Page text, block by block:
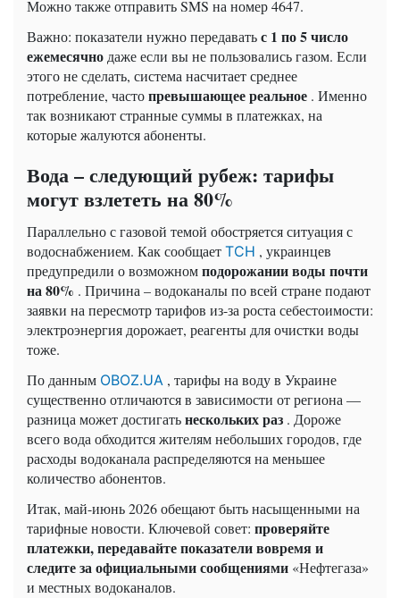
Можно также отправить SMS на номер 4647.
Важно: показатели нужно передаватьс 1 по 5 число
ежемесячнодаже если вы не пользовались газом. Если
этого не сделать, система насчитает среднее
потребление, частопревышающее реальное . Именно
так возникают странные суммы в платежках, на
которые жалуются абоненты.
Вода – следующий рубеж: тарифы
могут взлететь на 80%
Параллельно с газовой темой обостряется ситуация с
водоснабжением. Как сообщает ТСН , украинцев
предупредили о возможномподорожании воды почти
на 80% . Причина – водоканалы по всей стране подают
заявки на пересмотр тарифов из-за роста себестоимости:
электроэнергия дорожает, реагенты для очистки воды
тоже.
По данным OBOZ.UA , тарифы на воду в Украине
существенно отличаются в зависимости от региона —
разница может достигатьнескольких раз . Дороже
всего вода обходится жителям небольших городов, где
расходы водоканала распределяются на меньшее
количество абонентов.
Итак, май-июнь 2026 обещают быть насыщенными на
тарифные новости. Ключевой совет: проверяйте
платежки, передавайте показатели вовремя и
следите за официальными сообщениями «Нефтегаза»
и местных водоканалов.